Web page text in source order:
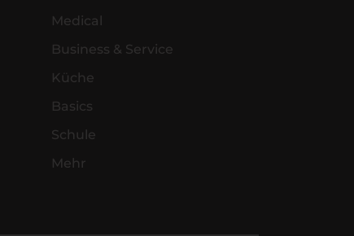
Medical
Business & Service
Küche
Basics
Schule
Mehr